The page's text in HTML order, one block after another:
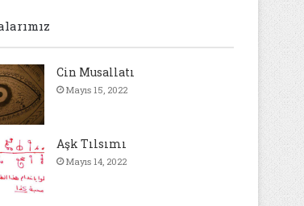
Cin Musallatı
Mayıs 15, 2022
Aşk Tılsımı
Mayıs 14, 2022